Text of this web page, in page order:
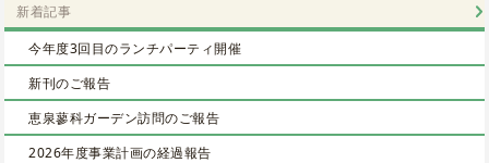
新着記事
今年度3回目のランチパーティ開催
新刊のご報告
恵泉蓼科ガーデン訪問のご報告
2026年度事業計画の経過報告